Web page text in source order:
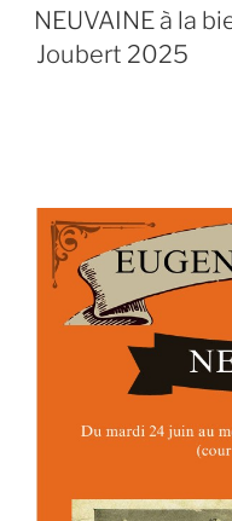
LE
NEUVAINE à la
Joubert 2025